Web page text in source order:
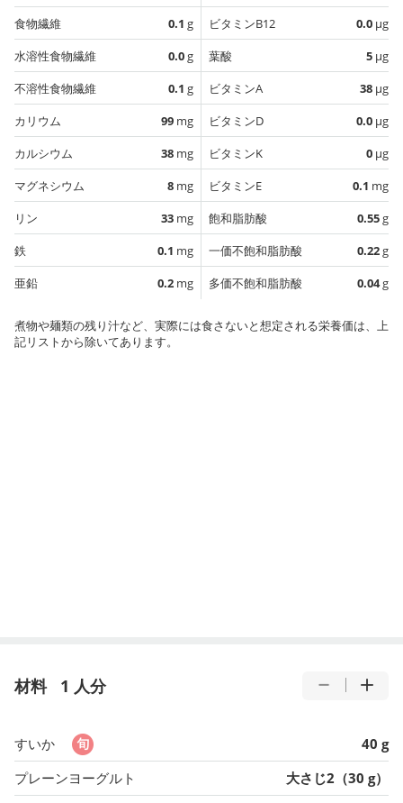
食物繊維
0.1 g
水溶性食物繊維
0.0g
不溶性食物繊維
0.1 g
カリウム
99 mg
カルシウム
38 mg
マグネシウム
8 mg
リン
33 mg
鉄
0.1 mg
亜鉛
0.2 mg
ビタミンB12
0.0 µg
葉酸
5 µg
ビタミンA
38 µg
ビタミンD
0.0 µg
ビタミンK
0 µg
ビタミンE
0.1 mg
飽和脂肪酸
0.55g
一価不飽和脂肪酸
0.22g
多価不飽和脂肪酸
0.04g
煮物や麺類の残り汁など、実際には食さないと想定される栄養価は、上
記リストから除いてあります。
材料 1 人分
すいか
40 g
プレーンヨーグルト
大さじ2（30 g）